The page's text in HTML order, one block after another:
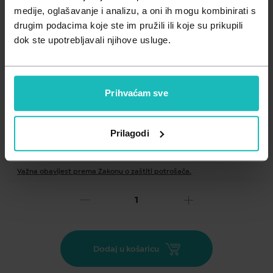
medije, oglašavanje i analizu, a oni ih mogu kombinirati s
drugim podacima koje ste im pružili ili koje su prikupili
dok ste upotrebljavali njihove usluge.
Prihvaćam sve
Prilagodi
Zdravlje muškarca
Zdravlje žene
Minerali
Probiotici i prebiotici
Dodaj na listu želja
Važna obavijest prema Zakonu o zaštiti potrošača. .
SUMMER25
Sindet za svakodnevno pranje i njegu lica i tijela. Bogat,
Dodaj u košaricu